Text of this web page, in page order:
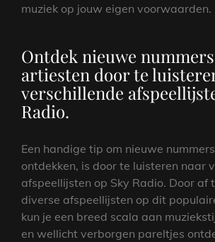
muziek op jouw eigen voorwaarden.
Ontdek nieuwe
artiesten door te
verschillende
Radio.
Een handige tip om nieuwe
ontdekken, is door te luisteren naar
afspeellijsten op Sky Radio. Door af
diverse afspeellijsten op dit
kun je een breed scala aan
en wellicht verborgen pareltjes